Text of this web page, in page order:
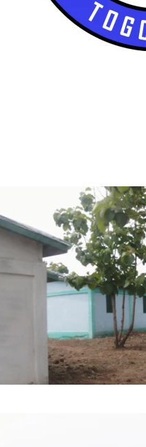
BILD ANZEIGEN